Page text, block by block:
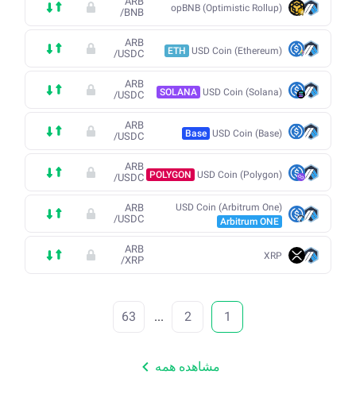
opBNB (Optimistic Rollup)
/BNB
USD Coin (Ethereum)
ETH
ARB
/USDC
USD Coin (Solana)
SOLANA
ARB
/USDC
USD Coin (Base)
Base
ARB
/USDC
USD Coin (Polygon)
POLYGON
ARB
/USDC
USD Coin (Arbitrum One)
Arbitrum ONE
ARB
/USDC
XRP
ARB
/XRP
1
2
...
63
مشاهده همه